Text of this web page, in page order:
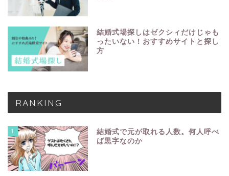
結婚式場探しはゼクシィだけじゃも
ったいない！おすすめサイトと探し
方
RANKING
1
結婚式で元が取れる人数。何人呼べ
ば黒字なのか